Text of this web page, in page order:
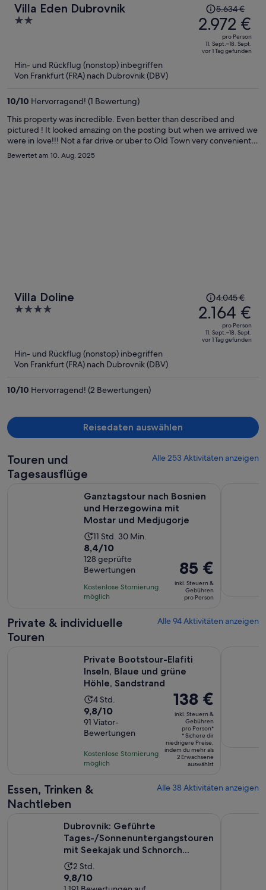
Villa Eden Dubrovnik
2
Der
Preis
betrug
5.634 €,
jetzt
Person
5.634 €
2.972 €
pro Person
11. Sept.–18. Sept.
vor 1 Tag gefunden
Hin- und Rückflug (nonstop) inbegriffen
Von Frankfurt (FRA) nach Dubrovnik (DBV)
10/10 Hervorragend! (1 Bewertung)
This property was incredible. Even better than described and
pictured ! It looked amazing on the posting but when we arrived we
were in love!!! Not a far drive or uber to Old Town very convenient
location for the villa. Super comfortable rooms and bathrooms
newly renovated. Very modern. Pool is excellent - tanning is
Bewertet am 10. Aug. 2025
Villa Doline
4
Der
Preis
betrug
4.045 €,
jetzt
4.045 €
2.164 €
pro Person
11. Sept.–18. Sept.
vor 1 Tag gefunden
Hin- und Rückflug (nonstop) inbegriffen
Von Frankfurt (FRA) nach Dubrovnik (DBV)
10/10 Hervorragend! (2 Bewertungen)
Reisedaten auswählen
Touren und
Tagesausflüge
Alle 253 Aktivitäten anzeigen
Ganztagstour nach Bosnien
und Herzegowina mit
Mostar und Medjugorje
Die
Aktivität
dauert
11
Stunden
und
Minuten
11 Std. 30 Min.
8.4
von
10,
basierend
auf
Bewertungen.
8,4/10
128 geprüfte
Bewertungen
Kostenlose Stornierung
möglich
Der
Preis
beträgt
85 €
Person
85 €
inkl. Steuern &
Gebühren
pro Person
Private & individuelle
Touren
Alle 94 Aktivitäten anzeigen
Private Bootstour-Elafiti
Inseln, Blaue und grüne
Höhle, Sandstrand
Die
Aktivität
dauert
4
Stunden
4 Std.
9.8
von
10,
auf
Bewertungen.
9,8/10
91 Viator-
Bewertungen
Kostenlose Stornierung
möglich
Der
Preis
beträgt
138 €
pro
Person*
138 €
inkl. Steuern &
Gebühren
pro Person*
* Sichere dir
niedrigere Preise,
indem du mehr als
2 Erwachsene
auswählst
Essen, Trinken &
Nachtleben
Alle 38 Aktivitäten anzeigen
Dubrovnik: Geführte
Tages-/Sonnenuntergangstouren
mit Seekajak und Schnorch...
Die
Aktivität
2 Std.
9.8
9,8/10